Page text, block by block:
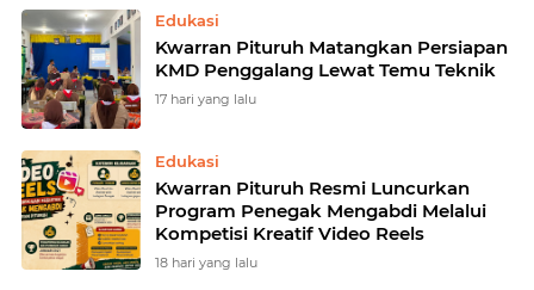
Edukasi
Kwarran Pituruh Matangkan Persiapan
KMD Penggalang Lewat Temu Teknik
17 hari yang lalu
Edukasi
Kwarran Pituruh Resmi Luncurkan
Program Penegak Mengabdi Melalui
Kompetisi Kreatif Video Reels
18 hari yang lalu